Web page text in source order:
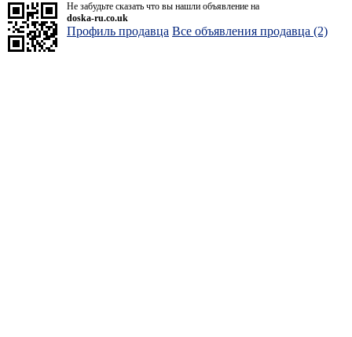
Не забудьте сказать что вы нашли объявление на
doska-ru.co.uk
Профиль продавца Все объявления продавца (2)